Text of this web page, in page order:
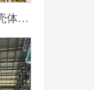
老旧除尘设备升级改造：保留壳体更换滤袋与内部结构的可行性分析